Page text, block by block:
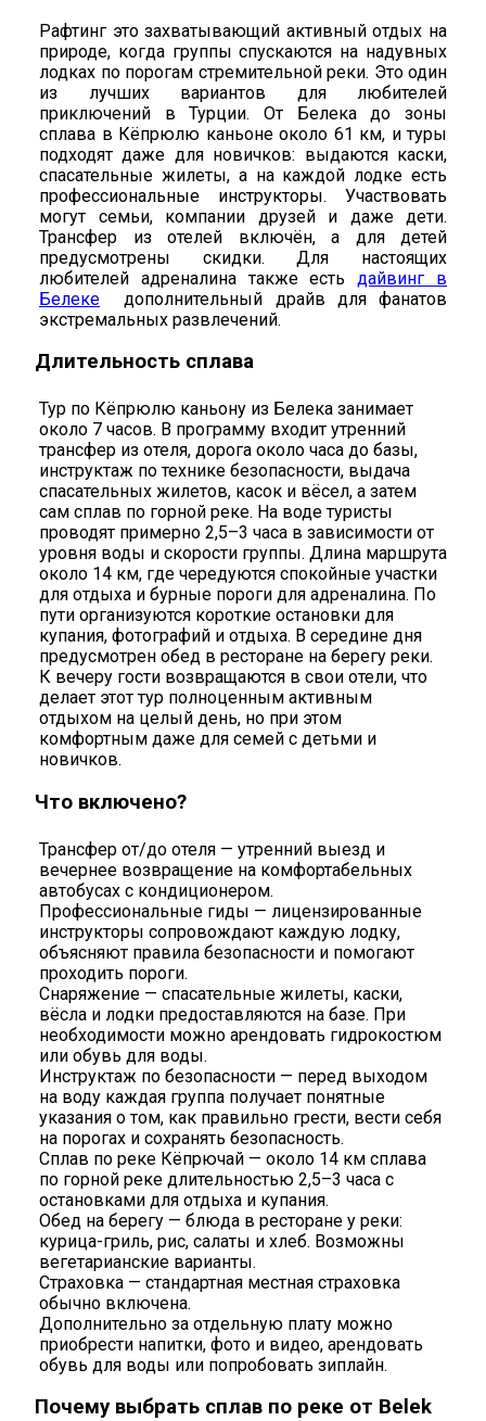
Рафтинг это захватывающий активный отдых на
природе, когда группы спускаются на надувных
лодках по порогам стремительной реки. Это один
из лучших вариантов для любителей
приключений в Турции. От Белека до зоны
сплава в Кёпрюлю каньоне около 61 км, и туры
подходят даже для новичков: выдаются каски,
спасательные жилеты, а на каждой лодке есть
профессиональные инструкторы. Участвовать
могут семьи, компании друзей и даже дети.
Трансфер из отелей включён, а для детей
предусмотрены скидки. Для настоящих
любителей адреналина также есть дайвинг в
Белеке дополнительный драйв для фанатов
экстремальных развлечений.
Длительность сплава
Тур по Кёпрюлю каньону из Белека занимает
около 7 часов. В программу входит утренний
трансфер из отеля, дорога около часа до базы,
инструктаж по технике безопасности, выдача
спасательных жилетов, касок и вёсел, а затем
сам сплав по горной реке. На воде туристы
проводят примерно 2,5–3 часа в зависимости от
уровня воды и скорости группы. Длина маршрута
около 14 км, где чередуются спокойные участки
для отдыха и бурные пороги для адреналина. По
пути организуются короткие остановки для
купания, фотографий и отдыха. В середине дня
предусмотрен обед в ресторане на берегу реки.
К вечеру гости возвращаются в свои отели, что
делает этот тур полноценным активным
отдыхом на целый день, но при этом
комфортным даже для семей с детьми и
новичков.
Что включено?
Трансфер от/до отеля — утренний выезд и
вечернее возвращение на комфортабельных
автобусах с кондиционером.
Профессиональные гиды — лицензированные
инструкторы сопровождают каждую лодку,
объясняют правила безопасности и помогают
проходить пороги.
Снаряжение — спасательные жилеты, каски,
вёсла и лодки предоставляются на базе. При
необходимости можно арендовать гидрокостюм
или обувь для воды.
Инструктаж по безопасности — перед выходом
на воду каждая группа получает понятные
указания о том, как правильно грести, вести себя
на порогах и сохранять безопасность.
Сплав по реке Кёпрючай — около 14 км сплава
по горной реке длительностью 2,5–3 часа с
остановками для отдыха и купания.
Обед на берегу — блюда в ресторане у реки:
курица-гриль, рис, салаты и хлеб. Возможны
вегетарианские варианты.
Страховка — стандартная местная страховка
обычно включена.
Дополнительно за отдельную плату можно
приобрести напитки, фото и видео, арендовать
обувь для воды или попробовать зиплайн.
Почему выбрать сплав по реке от Belek